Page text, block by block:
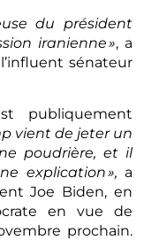
du président
iranienne », a
sénateur
publiquement
vient de jeter un
poudrière, et il
explication », a
Joe Biden, en
en vue de
prochain.